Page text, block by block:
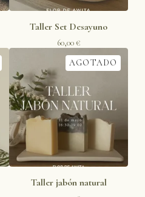
Taller Set Desayuno
60,00€
AGOTADO
Taller jabón natural